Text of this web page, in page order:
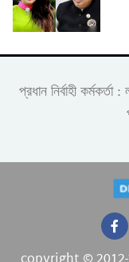
প্রধান নির্বাহী